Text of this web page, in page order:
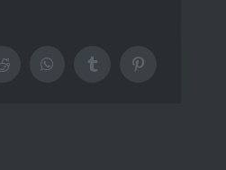
RedditWhatsAppTumblrPinterest